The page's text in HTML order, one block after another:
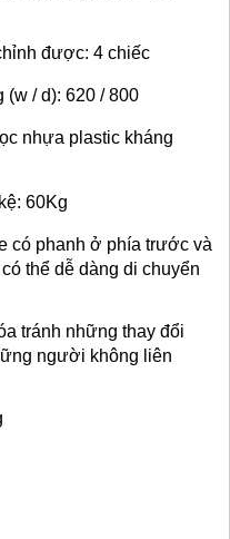
được: 4 chiếc
(w / d): 620 / 800
nhựa plastic kháng
60Kg
có phanh ở phía trước và
thể dễ dàng di chuyển
tránh những thay đổi
người không liên